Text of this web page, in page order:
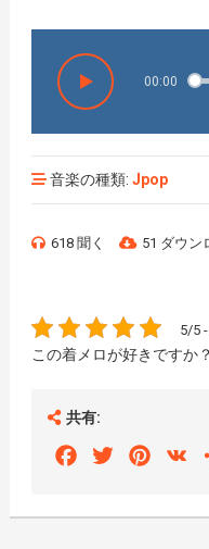
00:00
音楽の種類: Jpop
618 聞く 51 ダウン
5/5
この着メロが好きですか？
共有:
FacebookTwitter